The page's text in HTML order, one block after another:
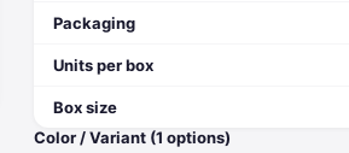
Packaging
Units per box
Box size
Color / Variant (1 options)